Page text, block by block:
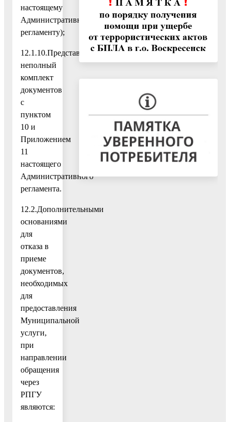
настоящему
Административному
регламенту);
12.1.10.Представлен
неполный
комплект
документов
с
пунктом
10 и
Приложением
11
настоящего
Административного
регламента.
12.2.Дополнительными
основаниями
для
отказа в
приеме
документов,
необходимых
для
предоставления
Муниципальной
услуги,
при
направлении
обращения
через
РПГУ
являются: